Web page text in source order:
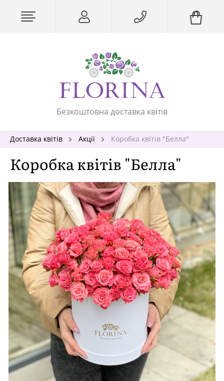
Безкоштовна доставка квітів
Доставка квітів Акції Коробка квітів "Белла"
Коробка квітів "Белла"